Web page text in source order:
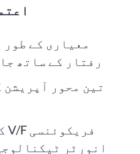
معیاری کے طور
رفتار کے ساتھ
تین محور آپریشن
انورٹر